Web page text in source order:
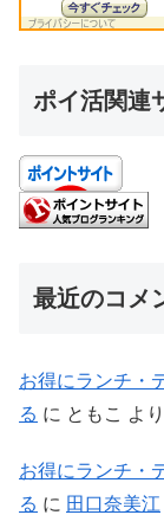
ポイ活関連
最近のコメ
お得にランチ・
る に ともこ より
お得にランチ・
る に 田口奈美江